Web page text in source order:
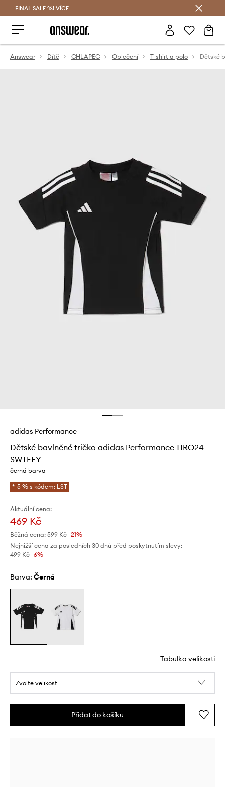
FINAL SALE %! VÍCE
Answear Dítě CHLAPEC Oblečení T-shirt a polo
adidas Performance
Dětské bavlněné tričko adidas Performance TIRO24
SWTEEY
černá barva
*-5 % s kódem: LST
Aktuální cena:
469 Kč
Běžná cena: 599 Kč -21%
Nejnižší cena za posledních 30 dnů před poskytnutím slevy:
499 Kč -6%
Barva: černá
Tabulka velikosti
Zvolte velikost
Přidat do košíku